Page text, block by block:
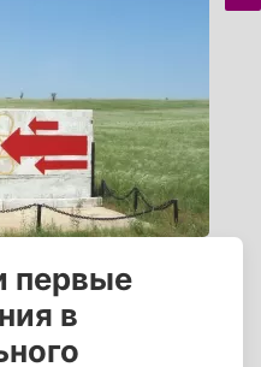
первые
в